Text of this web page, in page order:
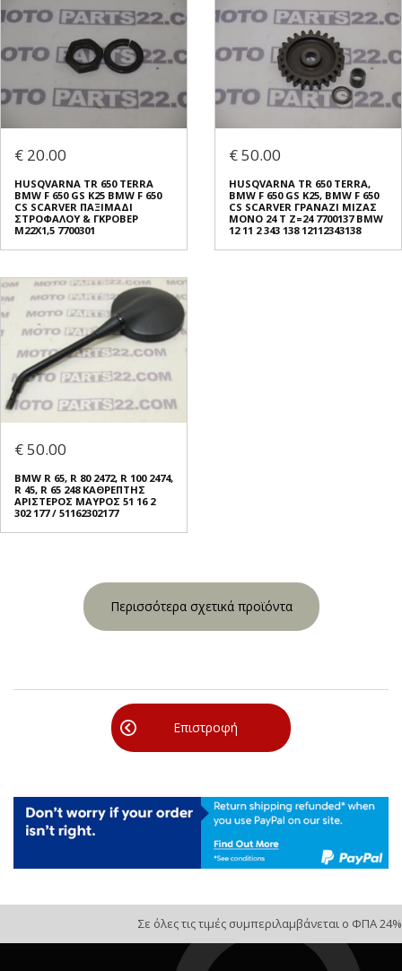
€ 20.00
HUSQVARNA TR 650 TERRA
BMW F 650 GS K25 BMW F 650
CS SCARVER ΠΑΞΙΜΑΔΙ
ΣΤΡΟΦΑΛΟΥ & ΓΚΡΟΒΕΡ
M22X1,5 7700301
€ 50.00
HUSQVARNA TR 650 TERRA,
BMW F 650 GS K25, BMW F 650
CS SCARVER ΓΡΑΝΑΖΙ ΜΙΖΑΣ
ΜΟΝΟ 24 T Z=24 7700137 BMW
12 11 2 343 138 12112343138
€ 50.00
BMW R 65, R 80 2472, R 100 2474,
R 45, R 65 248 ΚΑΘΡΕΠΤΗΣ
ΑΡΙΣΤΕΡΟΣ ΜΑΥΡΟΣ 51 16 2
302 177 / 51162302177
Περισσότερα σχετικά προϊόντα
Επιστροφή
Σε όλες τις τιμές συμπεριλαμβάνεται ο ΦΠΑ 24%